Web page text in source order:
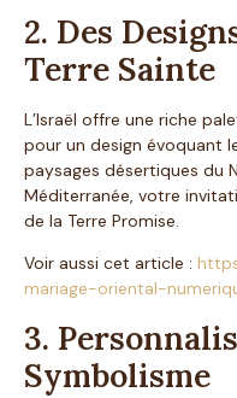
2. Des
Terre Sainte
L’Israël offre une riche
pour un design évoquant
paysages désertiques du
Méditerranée, votre
de la Terre Promise.
Voir aussi cet article :
mariage-oriental-
3.
Symbolisme